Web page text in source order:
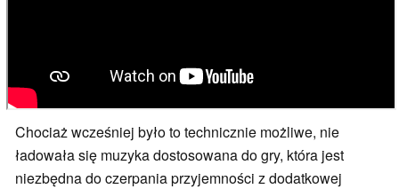
Chociaż wcześniej było to technicznie możliwe, nie
ładowała się muzyka dostosowana do gry, która jest
niezbędna do czerpania przyjemności z dodatkowej